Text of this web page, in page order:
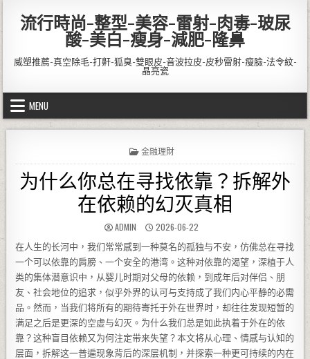
流行時尚-整型-美容-雷射-肉毒-玻尿
酸-美白-瘦身-減肥-隆鼻
威塑推薦-真空除毛-打鼾-狐臭-雙眼皮-音波拉皮-皮秒雷射-瘦臉-法令紋-
晶亮瓷
MENU
POSTED IN
金融理財
为什么你总在寻找依靠？拆解外
在依赖的幻灭真相
AUTHOR:
ADMIN PUBLISHED DATE:
2026-06-22
在人生的长河中，我们常常感到一种莫名的孤独与不安，仿佛总在寻找
一个可以依靠的肩膀、一个安全的港湾。这种对依靠的渴望，深植于人
类的集体潜意识中，从婴儿时期对父母的依赖，到成年后对伴侣、朋
友、社会地位的追求，似乎外界的认可与支持成了我们内心平静的必需
品。然而，当我们将所有的期待寄托于外在世界时，却往往发现短暂的
满足之后是更深的空虚与幻灭。为什么我们总是如此执着于外在的依
靠？这种盲目依赖又为何注定带来失望？本文将从心理、情感与认知的
层面，拆解这一普遍现象背后的深层机制，并探索一种更可持续的内在